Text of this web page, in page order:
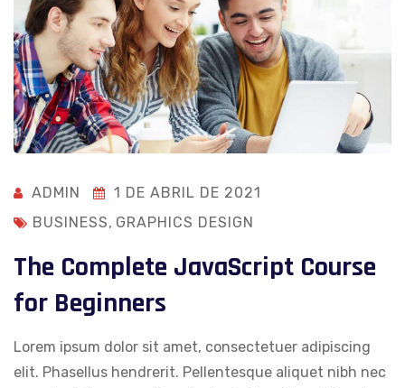
ADMIN
1 DE ABRIL DE 2021
BUSINESS, GRAPHICS DESIGN
The Complete JavaScript Course
for Beginners
Lorem ipsum dolor sit amet, consectetuer adipiscing
elit. Phasellus hendrerit. Pellentesque aliquet nibh nec